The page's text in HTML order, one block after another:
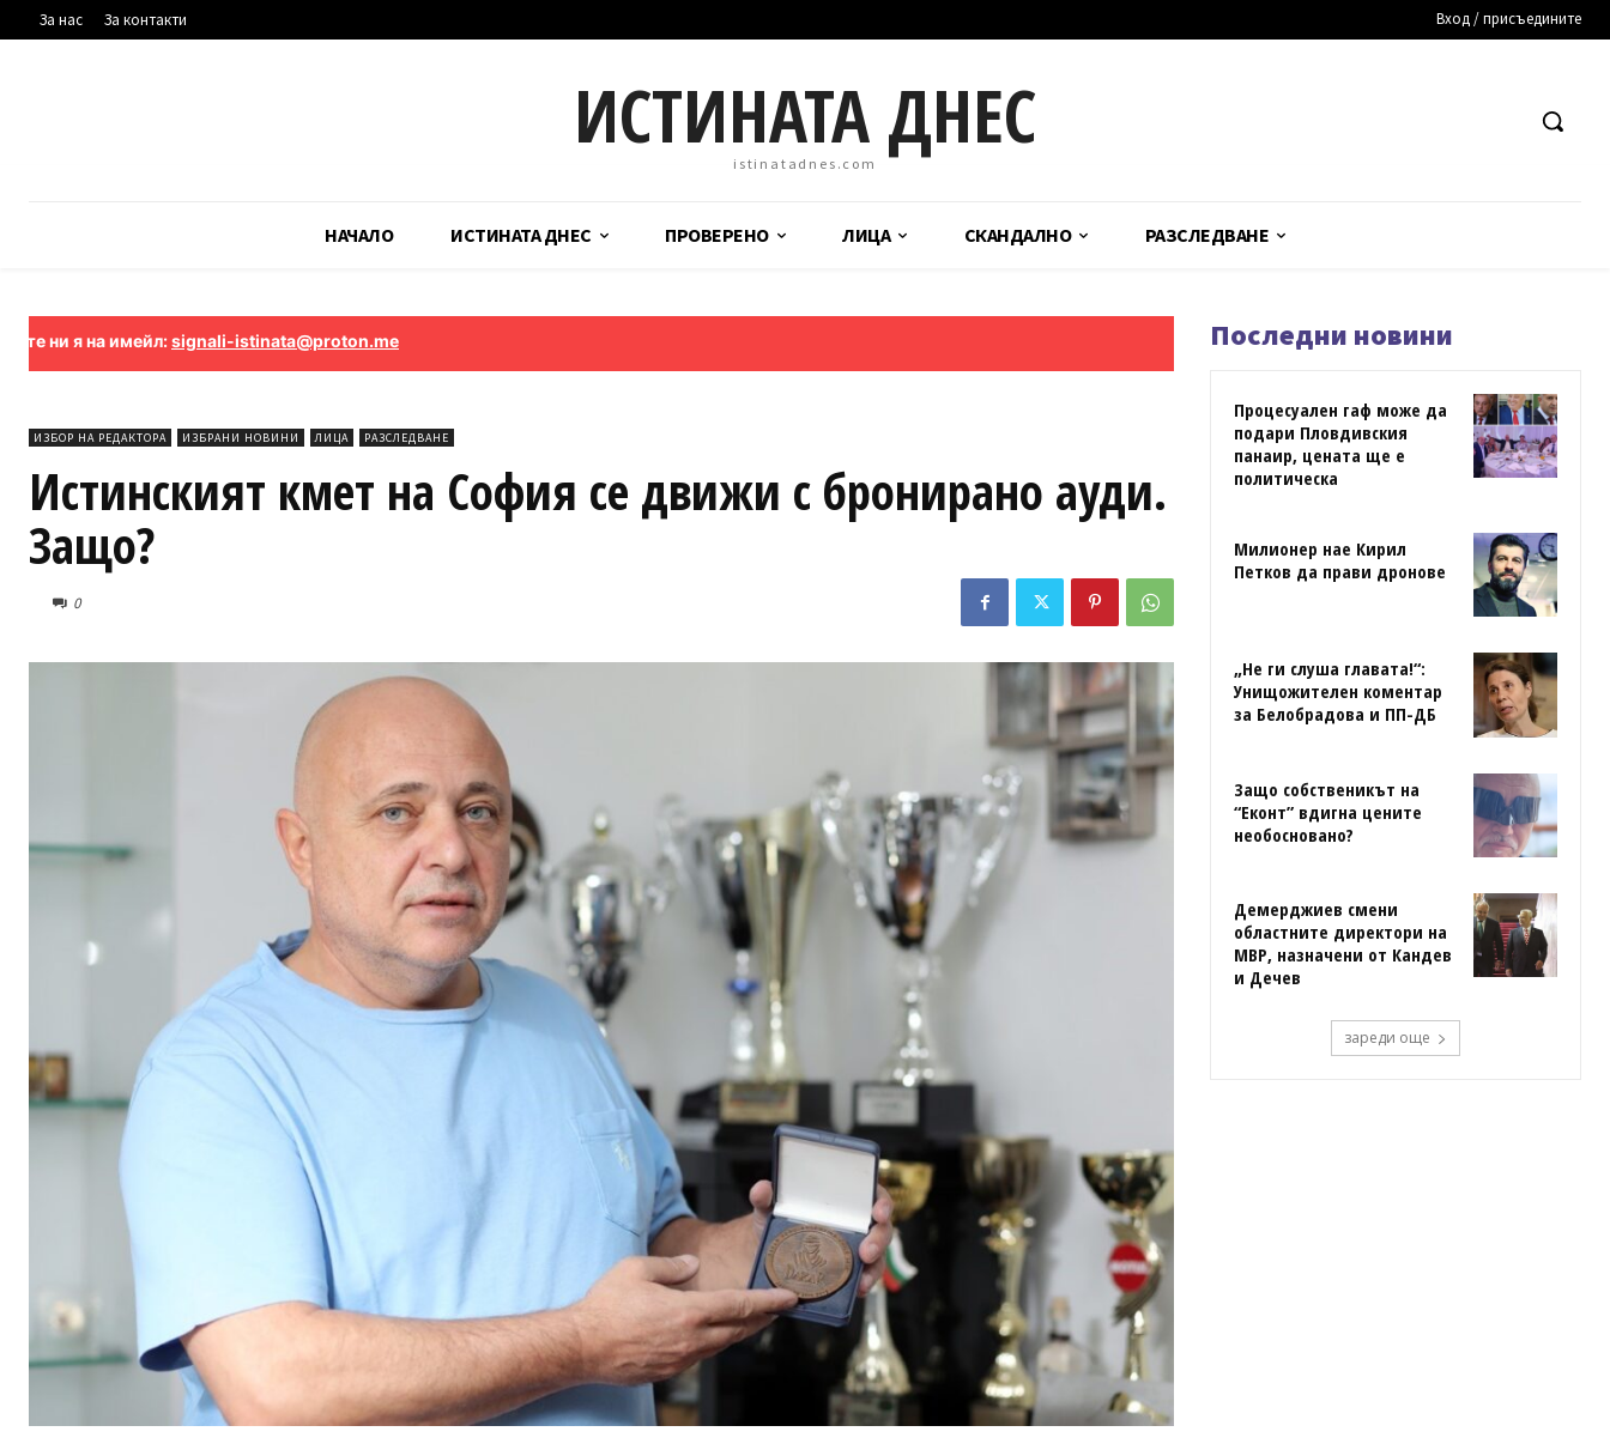
За нас За контакти Вход / присъедините
ИСТИНАТА ДНЕС
istinatadnes.com
НАЧАЛО ИСТИНАТА ДНЕС ПРОВЕРЕНО ЛИЦА СКАНДАЛНО РАЗСЛЕДВАНЕ
имейл:signali-istinata@proton.me
ИЗБОР НА РЕДАКТОРА ИЗБРАНИ НОВИНИ ЛИЦА РАЗСЛЕДВАНЕ
Истинският кмет на София се движи с бронирано ауди.
Защо?
0
Последни новини
Процесуален гаф може да
подари Пловдивския
панаир, цената ще е
политическа
Милионер нае Кирил
Петков да прави дронове
„Не ги слуша главата!“:
Унищожителен коментар
за Белобрадова и ПП-ДБ
Защо собственикът на
“Еконт” вдигна цените
необосновано?
Демерджиев смени
областните директори на
МВР, назначени от Кандев
и Дечев
зареди още